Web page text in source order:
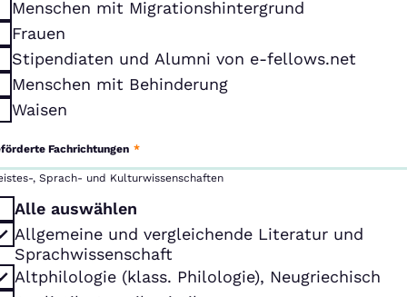
Menschen mit Migrationshintergrund
Frauen
Stipendiaten und Alumni von e-fellows.net
Menschen mit Behinderung
Waisen
Fachrichtungen *
, Sprach- und Kulturwissenschaften
Alle auswählen
Allgemeine und vergleichende Literatur und
Sprachwissenschaft
Altphilologie (klass. Philologie), Neugriechisch